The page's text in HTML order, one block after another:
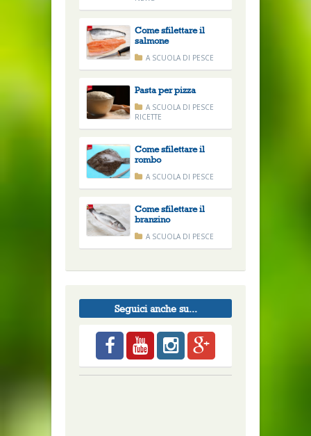
Come sfilettare il
salmone
A SCUOLA DI PESCE
Pasta per pizza
A SCUOLA DI PESCE
RICETTE
Come sfilettare il
rombo
A SCUOLA DI PESCE
Come sfilettare il
branzino
A SCUOLA DI PESCE
Seguici anche su...